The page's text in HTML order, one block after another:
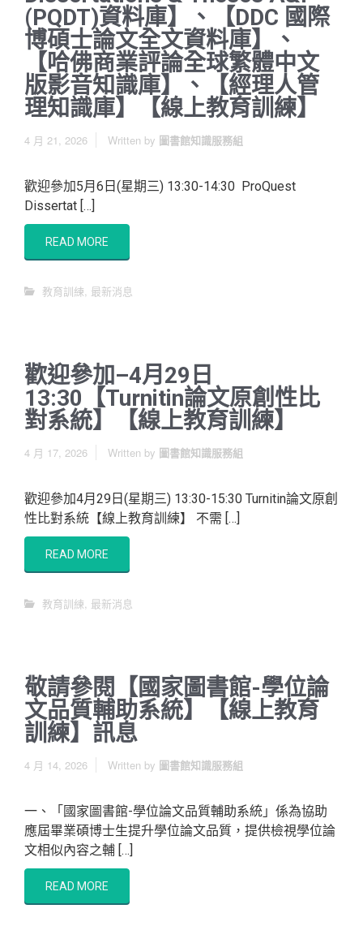
(PQDT)資料庫】、【DDC 國際
博碩士論文全文資料庫】、
【哈佛商業評論全球繁體中文
版影音知識庫】、【經理人管
理知識庫】【線上教育訓練】
4 月 21, 2026 Written by 圖書館知識服務組
歡迎參加5月6日(星期三) 13:30-14:30 ProQuest
Dissertat […]
READ MORE
教育訓練, 最新消息
歡迎參加–4月29日
13:30【Turnitin論文原創性比
對系統】【線上教育訓練】
4 月 17, 2026 Written by 圖書館知識服務組
歡迎參加4月29日(星期三) 13:30-15:30 Turnitin論文原創
性比對系統【線上教育訓練】 不需 […]
READ MORE
教育訓練, 最新消息
敬請參閱【國家圖書館-學位論
文品質輔助系統】【線上教育
訓練】訊息
4 月 14, 2026 Written by 圖書館知識服務組
一、「國家圖書館-學位論文品質輔助系統」係為協助
應屆畢業碩博士生提升學位論文品質，提供檢視學位論
文相似內容之輔 […]
READ MORE